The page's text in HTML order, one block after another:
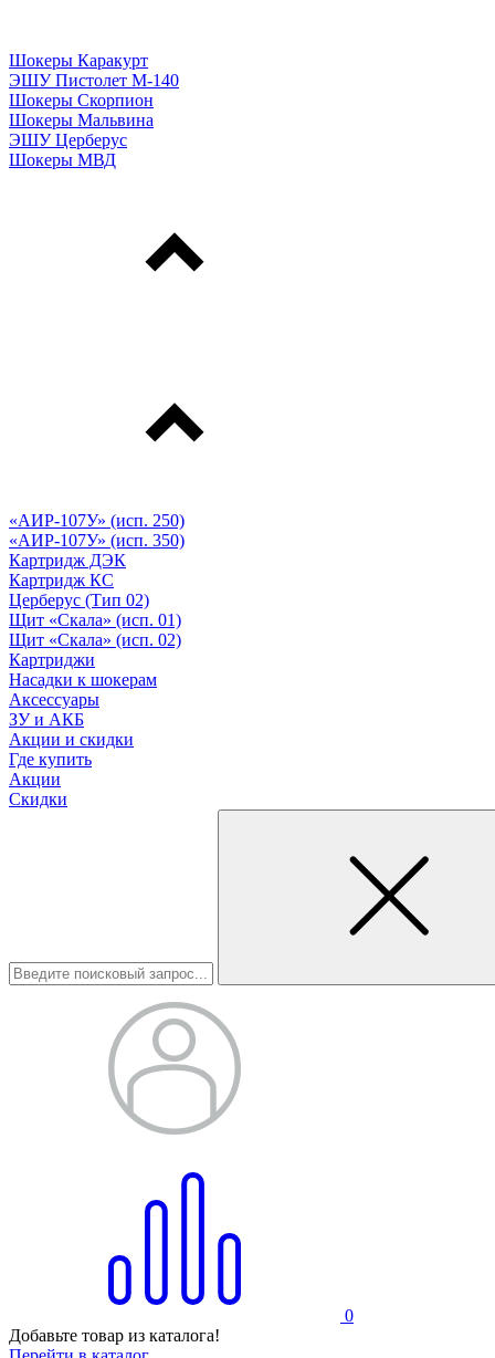
Шокеры Каракурт
ЭШУ Пистолет М-140
Шокеры Скорпион
Шокеры Мальвина
ЭШУ Церберус
Шокеры МВД
«АИР-107У» (исп. 250)
«АИР-107У» (исп. 350)
Картридж ДЭК
Картридж КС
Церберус (Тип 02)
Щит «Скала» (исп. 01)
Щит «Скала» (исп. 02)
Картриджи
Насадки к шокерам
Аксессуары
ЗУ и АКБ
Акции и скидки
Где купить
Акции
Скидки
0
Добавьте товар из каталога!